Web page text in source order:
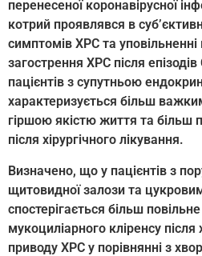
перенесеної коронавірусної
котрий проявлявся в
симптомів ХРС та
загострення ХРС після
пацієнтів з супутньою
характеризується більш
гіршою якістю життя та більш
після хірургічного лікування.
Визначено, що у пацієнтів з
щитовидної залози та
спостерігається більш
мукоциліарного кліренсу після
приводу ХРС у порівнянні з